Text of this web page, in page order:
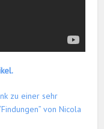
zu einer sehr
von Nicola